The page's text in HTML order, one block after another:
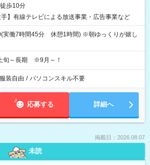
歩10分
手】有線テレビによる放送事業・広告事業など
実働7時間45分 休憩1時間) ※朝ゆっくりが嬉し
旬～長期 ※9月～！
服装自由 / パソコンスキル不要
応募する 詳細へ
掲載日：2026.08.07
未読